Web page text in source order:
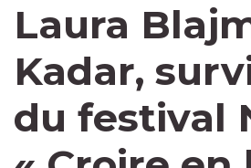
Laura
Kadar,
du festival